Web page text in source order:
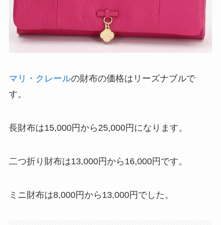
マリ・クレールの財布の価格はリーズナブルで
す。
長財布は15,000円から25,000円になります。
二つ折り財布は13,000円から16,000円です。
ミニ財布は8,000円から13,000円でした。